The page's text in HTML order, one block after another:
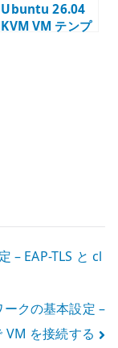
Ubuntu 26.04
KVM VM テンプ
– EAP-TLS と cl
クの基本設定 –
VM を接続する